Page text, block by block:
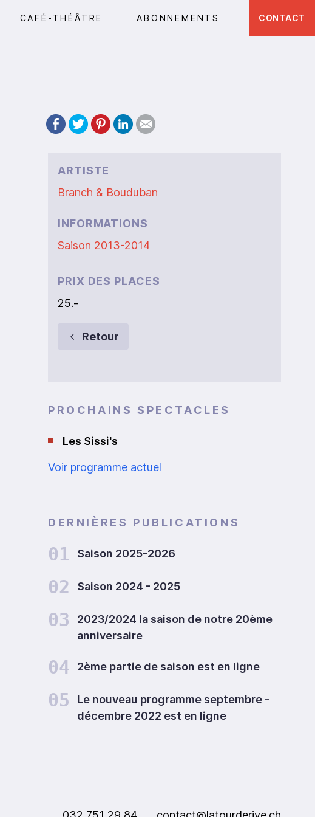
CAFÉ-THÉÂTRE ABONNEMENTS CONTACT
ARTISTE
Branch & Bouduban
INFORMATIONS
Saison 2013-2014
PRIX DES PLACES
25.-
Retour
PROCHAINS SPECTACLES
Les Sissi's
Voir programme actuel
DERNIÈRES PUBLICATIONS
01 Saison 2025-2026
02 Saison 2024 - 2025
03
2023/2024 la saison de notre 20ème
anniversaire
04 2ème partie de saison est en ligne
05
Le nouveau programme septembre -
décembre 2022 est en ligne